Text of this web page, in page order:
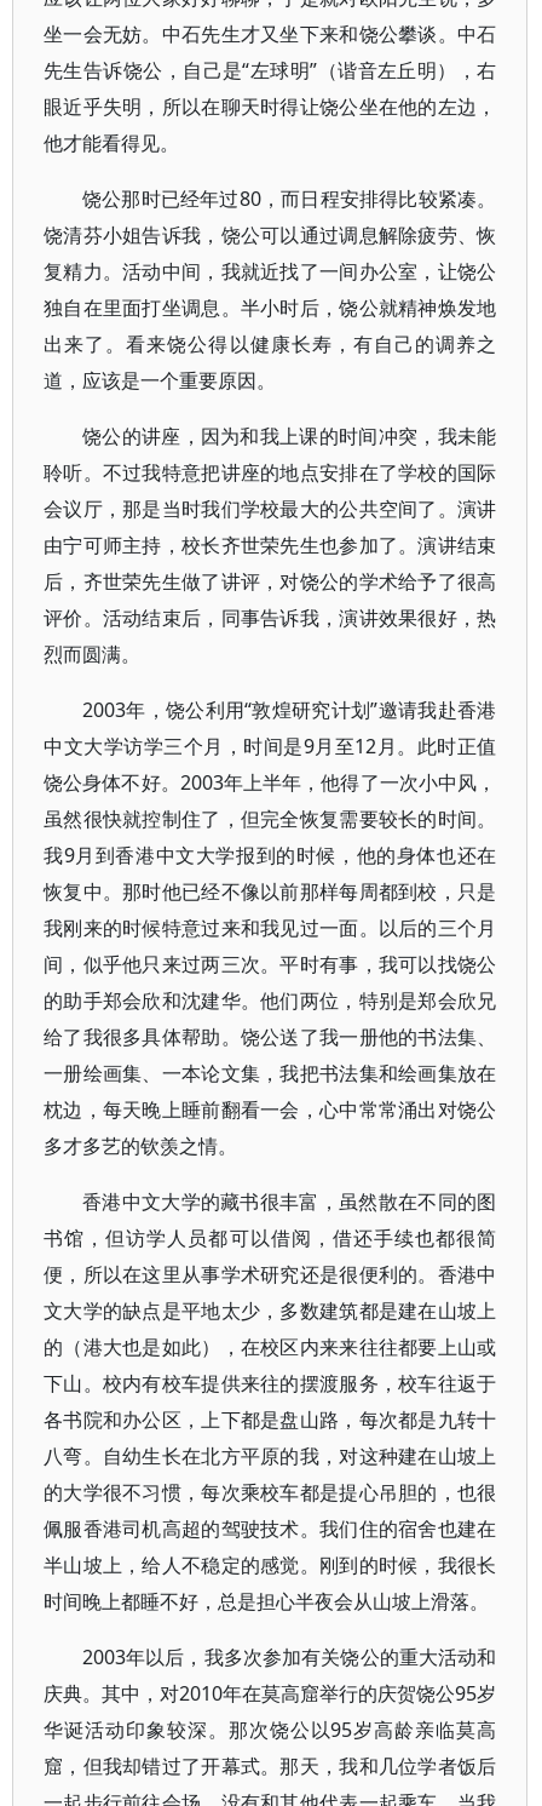
坐一会无妨。中石先生才又坐下来和饶公攀谈。中石
先生告诉饶公，自己是“左球明”（谐音左丘明），右
眼近乎失明，所以在聊天时得让饶公坐在他的左边，
他才能看得见。
饶公那时已经年过80，而日程安排得比较紧凑。
饶清芬小姐告诉我，饶公可以通过调息解除疲劳、恢
复精力。活动中间，我就近找了一间办公室，让饶公
独自在里面打坐调息。半小时后，饶公就精神焕发地
出来了。看来饶公得以健康长寿，有自己的调养之
道，应该是一个重要原因。
饶公的讲座，因为和我上课的时间冲突，我未能
聆听。不过我特意把讲座的地点安排在了学校的国际
会议厅，那是当时我们学校最大的公共空间了。演讲
由宁可师主持，校长齐世荣先生也参加了。演讲结束
后，齐世荣先生做了讲评，对饶公的学术给予了很高
评价。活动结束后，同事告诉我，演讲效果很好，热
烈而圆满。
2003年，饶公利用“敦煌研究计划”邀请我赴香港
中文大学访学三个月，时间是9月至12月。此时正值
饶公身体不好。2003年上半年，他得了一次小中风，
虽然很快就控制住了，但完全恢复需要较长的时间。
我9月到香港中文大学报到的时候，他的身体也还在
恢复中。那时他已经不像以前那样每周都到校，只是
我刚来的时候特意过来和我见过一面。以后的三个月
间，似乎他只来过两三次。平时有事，我可以找饶公
的助手郑会欣和沈建华。他们两位，特别是郑会欣兄
给了我很多具体帮助。饶公送了我一册他的书法集、
一册绘画集、一本论文集，我把书法集和绘画集放在
枕边，每天晚上睡前翻看一会，心中常常涌出对饶公
多才多艺的钦羡之情。
香港中文大学的藏书很丰富，虽然散在不同的图
书馆，但访学人员都可以借阅，借还手续也都很简
便，所以在这里从事学术研究还是很便利的。香港中
文大学的缺点是平地太少，多数建筑都是建在山坡上
的（港大也是如此），在校区内来来往往都要上山或
下山。校内有校车提供来往的摆渡服务，校车往返于
各书院和办公区，上下都是盘山路，每次都是九转十
八弯。自幼生长在北方平原的我，对这种建在山坡上
的大学很不习惯，每次乘校车都是提心吊胆的，也很
佩服香港司机高超的驾驶技术。我们住的宿舍也建在
半山坡上，给人不稳定的感觉。刚到的时候，我很长
时间晚上都睡不好，总是担心半夜会从山坡上滑落。
2003年以后，我多次参加有关饶公的重大活动和
庆典。其中，对2010年在莫高窟举行的庆贺饶公95岁
华诞活动印象较深。那次饶公以95岁高龄亲临莫高
窟，但我却错过了开幕式。那天，我和几位学者饭后